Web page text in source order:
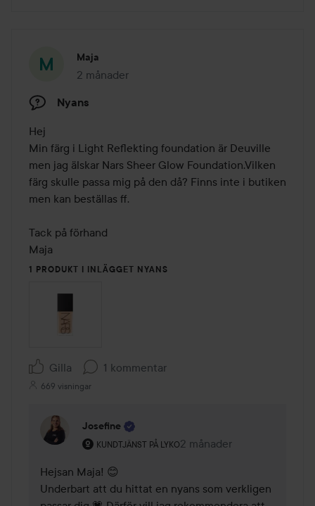
Maja
2 månader
Inlägget skapades 2 månader
Nyans
Hej
Min färg i Light Reflekting foundation är Deuville
men jag älskar Nars Sheer Glow Foundation.Vilken
färg skulle passa mig på den då? Finns inte i butiken
men kan beställas ff.
Tack på förhand
Maja
1 PRODUKT I INLÄGGET NYANS
Gilla 1 kommentar
669 visningar
Josefine
KUNDTJÄNST PÅ LYKO
Användarens roll: Kundtjänst på Lyko.
2 månader
Kommentaren lades 2
Hejsan Maja! 😊
Underbart att du hittat en nyans som verkligen